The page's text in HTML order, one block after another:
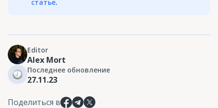
статье.
Editor
Alex Mort
Последнее обновление
27.11.23
Поделиться в